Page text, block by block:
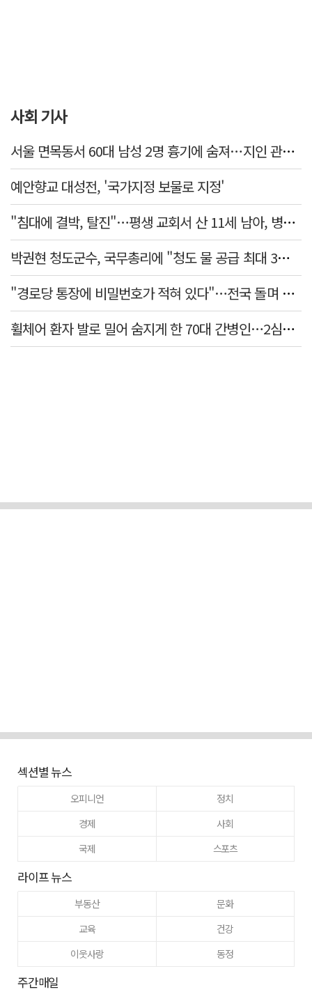
사회 기사
서울 면목동서 60대 남성 2명 흉기에 숨져…지인 관계로 추정
예안향교 대성전, '국가지정 보물로 지정'
"침대에 결박, 탈진"…평생 교회서 산 11세 남아, 병원 이송 끝 숨져
박권현 청도군수, 국무총리에 "청도 물 공급 최대 3만t 늘려달라"
"경로당 통장에 비밀번호가 적혀 있다"…전국 돌며 경로당 13곳 턴 30대 구속
휠체어 환자 발로 밀어 숨지게 한 70대 간병인…2심도 집행유예
섹션별 뉴스
오피니언
정치
경제
사회
국제
스포츠
라이프 뉴스
부동산
문화
교육
건강
이웃사랑
동정
주간매일